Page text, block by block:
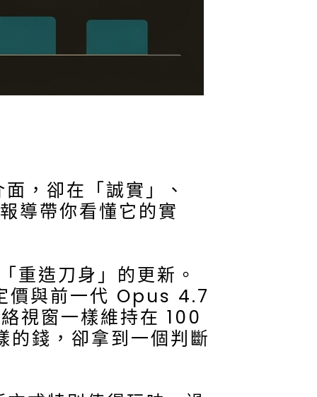
卻在「誠實」、
導帶你看懂它的實
造刀身」的更新。
與前一代 Opus 4.7
視窗一樣維持在 100
錢，卻拿到一個判斷